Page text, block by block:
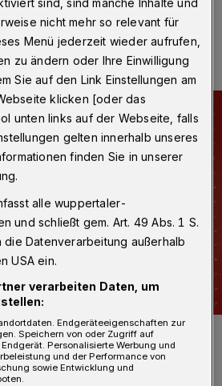
Eine Minute Lesezeit
sind, sind manche Inhalte und
nicht mehr so relevant für
Menü jederzeit wieder aufrufen,
zu ändern oder Ihre Einwilligung
Sie auf den Link Einstellungen am
klicken [oder das
unten links auf der Webseite, falls
gelten innerhalb unseres
finden Sie in unserer
alle wuppertaler-
und schließt gem. Art. 49 Abs. 1 S.
die Datenverarbeitung außerhalb
USA ein.
verarbeiten Daten, um
Endgeräteeigenschaften zur
Speichern von oder Zugriff auf
Personalisierte Werbung und
und der Performance von
sowie Entwicklung und